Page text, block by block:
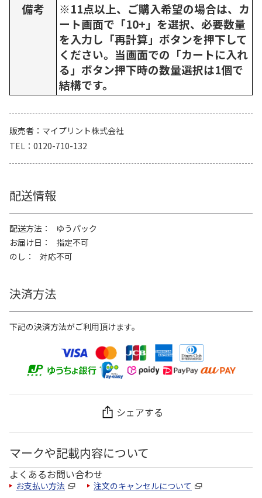
備考
※11点以上、ご購入希望の場合は、カ
ート画面で「10+」を選択、必要数量
を入力し「再計算」ボタンを押下して
ください。当画面での「カートに入れ
る」ボタン押下時の数量選択は1個で
結構です。
販売者
マイプリント株式会社
TEL
0120-710-132
配送情報
配送方法
ゆうパック
お届け日
指定不可
のし
対応不可
決済方法
下記の決済方法がご利用頂けます。
シェアする
マークや記載内容について
よくあるお問い合わせ
お支払い方法 注文のキャンセルについて